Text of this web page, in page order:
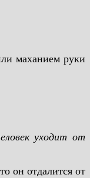
маханием руки
уходит от
он отдалится от